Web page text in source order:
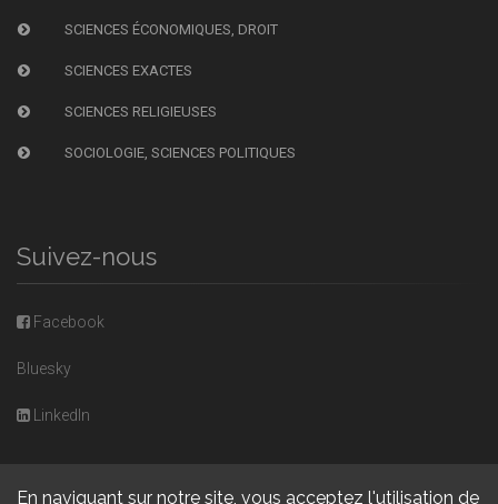
En naviguant sur notre site, vous acceptez l'utilisation de
SCIENCES ÉCONOMIQUES, DROIT
SCIENCES EXACTES
SCIENCES RELIGIEUSES
SOCIOLOGIE, SCIENCES POLITIQUES
Suivez-nous
Facebook
Bluesky
LinkedIn